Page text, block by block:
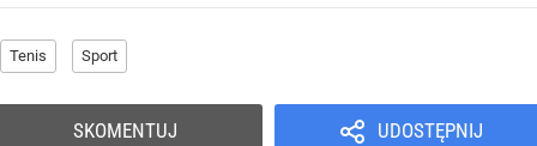
Tenis Sport
UDOSTĘPNIJ
SKOMENTUJ